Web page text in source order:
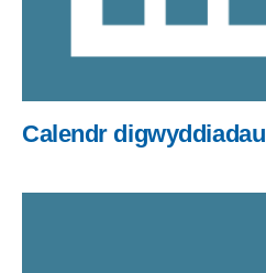
Calendr digwyddiadau